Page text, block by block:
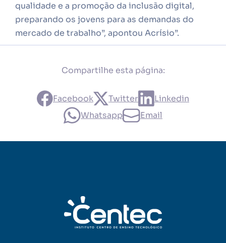
qualidade e a promoção da inclusão digital,
preparando os jovens para as demandas do
mercado de trabalho”, apontou Acrísio”.
Compartilhe esta página:
Facebook Twitter
Linkedin
Whatsapp
Email